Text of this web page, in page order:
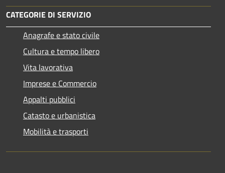
CATEGORIE DI SERVIZIO
Anagrafe e stato civile
Cultura e tempo libero
Vita lavorativa
Imprese e Commercio
Appalti pubblici
Catasto e urbanistica
Mobilità e trasporti